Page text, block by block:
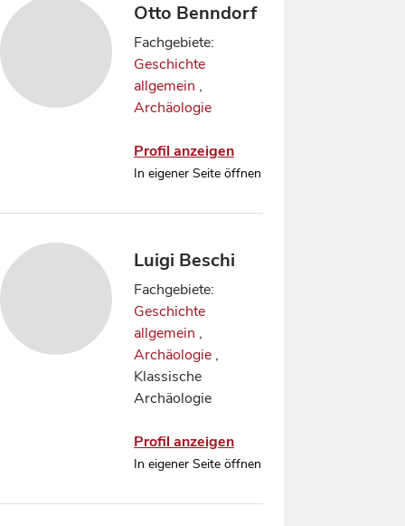
Otto Benndorf
Fachgebiete:
Geschichte
allgemein ,
Archäologie
Profil anzeigen
In eigener Seite öffnen
Luigi Beschi
Fachgebiete:
Geschichte
allgemein ,
Archäologie ,
Klassische
Archäologie
Profil anzeigen
In eigener Seite öffnen